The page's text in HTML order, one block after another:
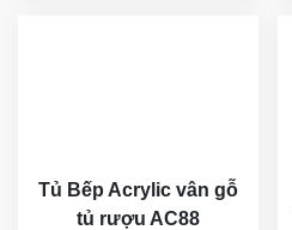
Tủ Bếp Acrylic vân gỗ
tủ rượu AC88